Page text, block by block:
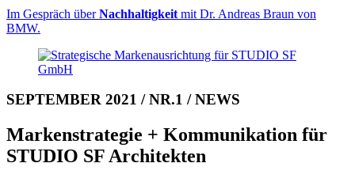
Im Gespräch überNachhaltigkeit mit Dr. Andreas Braun von
BMW.
SEPTEMBER 2021 / NR.1 / NEWS
Markenstrategie + Kommuni­kation für
STUDIO SF Architekten